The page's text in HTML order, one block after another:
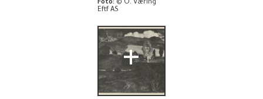
RELATERTE KUNSTVERK
UTFORSK
Eftf AS
+